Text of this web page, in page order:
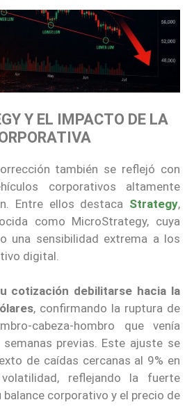
Y EL IMPACTO DE LA
también se reflejó con
corporativos altamente
Entre ellos destaca Strategy,
como MicroStrategy, cuya
una sensibilidad extrema a los
digital.
cotización debilitarse hacia la
, confirmando la ruptura de
cabeza-hombro que venía
previas. Este ajuste se
de caídas cercanas al 9% en
reflejando la fuerte
corporativo y el precio de